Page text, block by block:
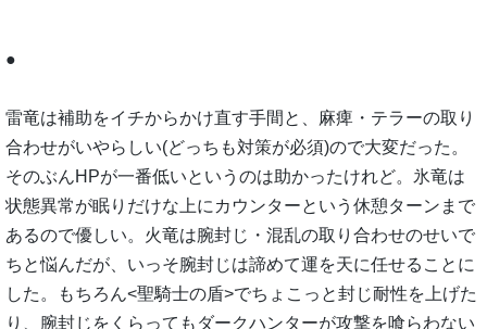
●
雷竜は補助をイチからかけ直す手間と、麻痺・テラーの取り
合わせがいやらしい(どっちも対策が必須)ので大変だった。
そのぶんHPが一番低いというのは助かったけれど。氷竜は
状態異常が眠りだけな上にカウンターという休憩ターンまで
あるので優しい。火竜は腕封じ・混乱の取り合わせのせいで
ちと悩んだが、いっそ腕封じは諦めて運を天に任せることに
した。もちろん<聖騎士の盾>でちょこっと封じ耐性を上げた
り、腕封じをくらってもダークハンターが攻撃を喰らわない